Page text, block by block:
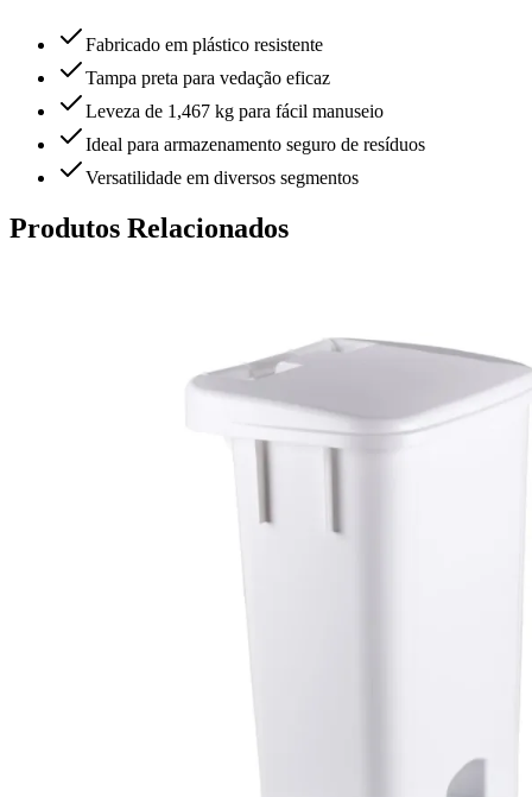
Fabricado em plástico resistente
Tampa preta para vedação eficaz
Leveza de 1,467 kg para fácil manuseio
Ideal para armazenamento seguro de resíduos
Versatilidade em diversos segmentos
Produtos Relacionados